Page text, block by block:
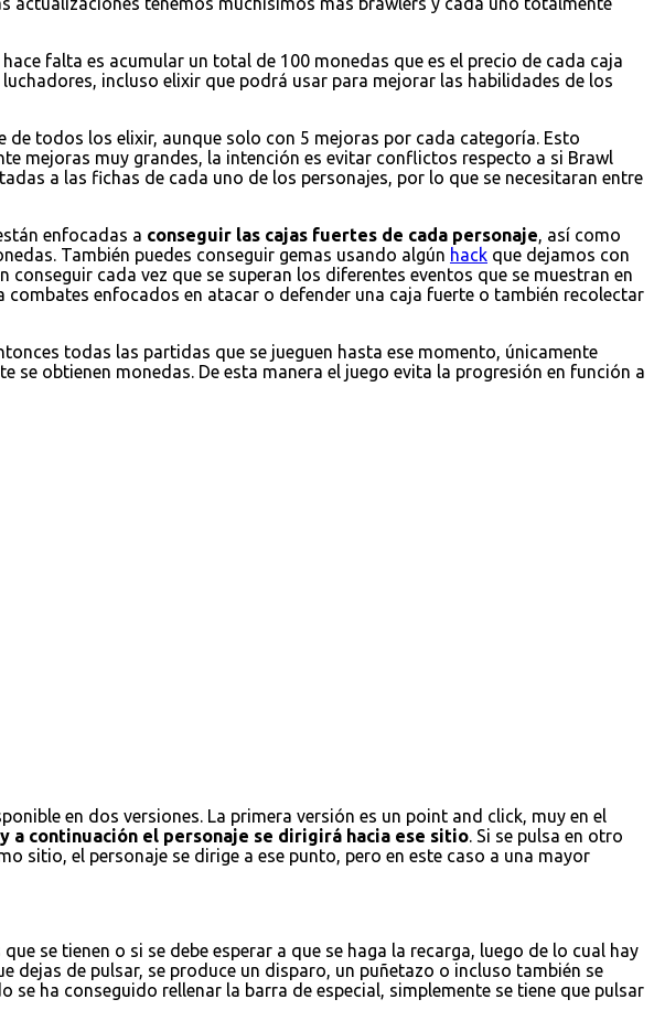
falta es acumular un total de 100 monedas que es el precio de cada caja
incluso elixir que podrá usar para mejorar las habilidades de los
todos los elixir, aunque solo con 5 mejoras por cada categoría. Esto
mejoras muy grandes, la intención es evitar conflictos respecto a si Brawl
a las fichas de cada uno de los personajes, por lo que se necesitaran entre
enfocadas a conseguir las cajas fuertes de cada personaje , así como
También puedes conseguir gemas usando algún hack que dejamos con
cada vez que se superan los diferentes eventos que se muestran en
combates enfocados en atacar o defender una caja fuerte o también recolectar
todas las partidas que se jueguen hasta ese momento, únicamente
obtienen monedas. De esta manera el juego evita la progresión en función a
en dos versiones. La primera versión es un point and click, muy en el
a continuación el personaje se dirigirá hacia ese sitio. Si se pulsa en otro
sitio, el personaje se dirige a ese punto, pero en este caso a una mayor
se tienen o si se debe esperar a que se haga la recarga, luego de lo cual hay
dejas de pulsar, se produce un disparo, un puñetazo o incluso también se
ha conseguido rellenar la barra de especial, simplemente se tiene que pulsar